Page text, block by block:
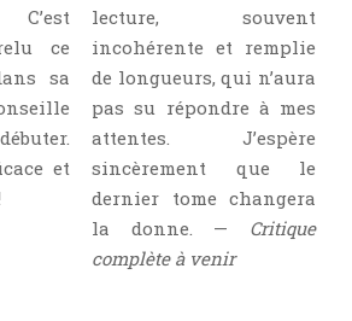
C’est
ce
sa
et
lecture, souvent
incohérente et remplie
de longueurs, qui n’aura
pas su répondre à mes
attentes. J’espère
sincèrement que le
dernier tome changera
la donne. — Critique
complète à venir